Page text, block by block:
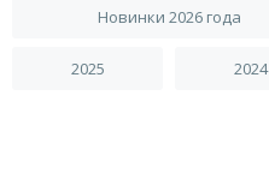
Новинки 2026 года
2025 2024